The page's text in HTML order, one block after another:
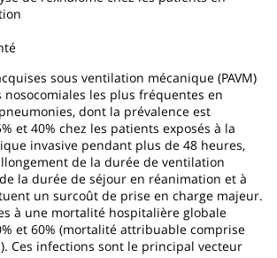
sous ventilation mécanique (PAVM)
les plus fréquentes en
dont la prévalence est
et 40% chez les patients exposés à la
invasive pendant plus de 48 heures,
de la durée de ventilation
la durée de séjour en réanimation et à
un surcoût de prise en charge majeur.
à une mortalité hospitalière globale
et 60% (mortalité attribuable comprise
Ces infections sont le principal vecteur